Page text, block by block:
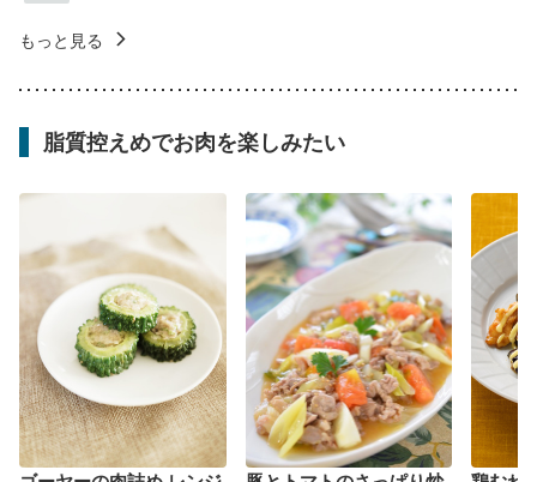
もっと見る
脂質控えめでお肉を楽しみたい